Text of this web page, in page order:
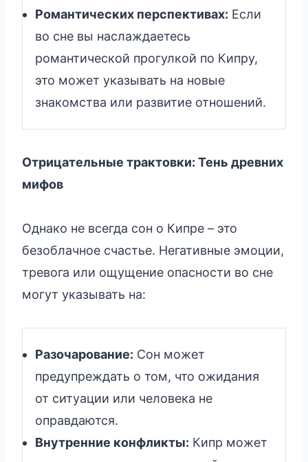
Романтических перспективах: Если
во сне вы наслаждаетесь
романтической прогулкой по Кипру,
это может указывать на новые
знакомства или развитие отношений.
Отрицательные трактовки: Тень древних
мифов
Однако не всегда сон о Кипре – это
безоблачное счастье. Негативные эмоции,
тревога или ощущение опасности во сне
могут указывать на:
Разочарование: Сон может
предупреждать о том, что ожидания
от ситуации или человека не
оправдаются.
Внутренние конфликты: Кипр может